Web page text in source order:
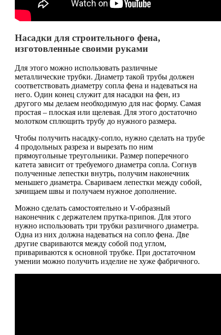
Насадки для строительного фена,
изготовленные своими руками
Для этого можно использовать различные
металлические трубки. Диаметр такой трубы должен
соответствовать диаметру сопла фена и надеваться на
него. Один конец служит для насадки на фен, из
другого мы делаем необходимую для нас форму. Самая
простая – плоская или щелевая. Для этого достаточно
молотком сплющить трубу до нужного размера.
Чтобы получить насадку-сопло, нужно сделать на трубе
4 продольных разреза и вырезать по ним
прямоугольные треугольники. Размер поперечного
катета зависит от требуемого диаметра сопла. Согнув
полученные лепестки внутрь, получим наконечник
меньшего диаметра. Свариваем лепестки между собой,
зачищаем швы и получаем нужное дополнение.
Можно сделать самостоятельно и V-образный
наконечник с держателем прутка-припоя. Для этого
нужно использовать три трубки различного диаметра.
Одна из них должна надеваться на сопло фена. Две
другие свариваются между собой под углом,
привариваются к основной трубке. При достаточном
умении можно получить изделие не хуже фабричного.